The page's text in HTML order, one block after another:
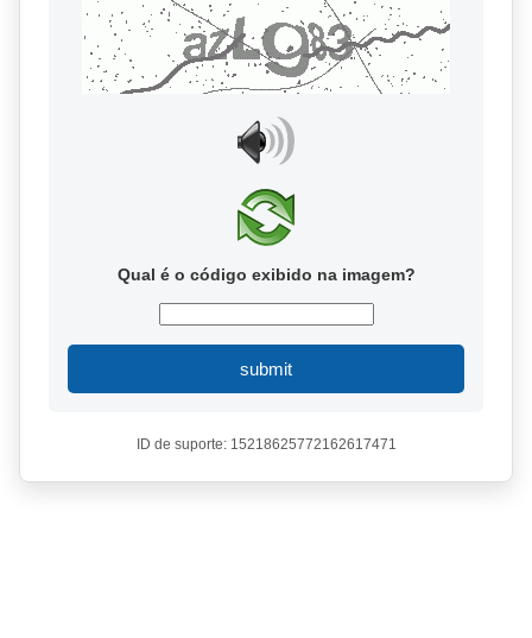
Qual é o código exibido na imagem?
submit
ID de suporte: 15218625772162617471